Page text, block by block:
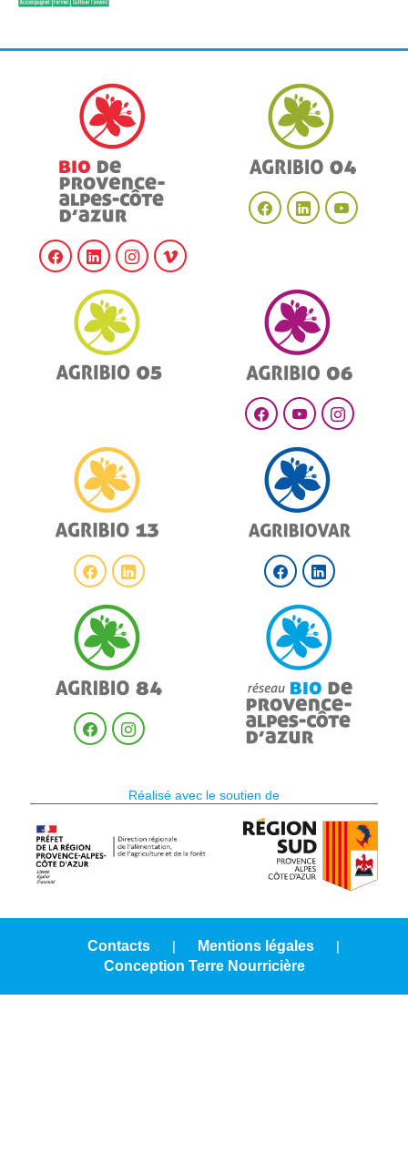
Réalisé avec le soutien de
Contacts | Mentions légales
|
Conception Terre Nourricière